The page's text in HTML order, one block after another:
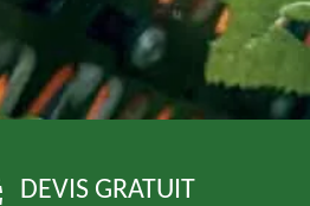
DEVIS GRATUIT